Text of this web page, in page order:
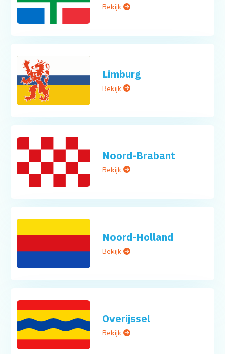
Bekijk
Limburg
Bekijk
Noord-Brabant
Bekijk
Noord-Holland
Bekijk
Overijssel
Bekijk